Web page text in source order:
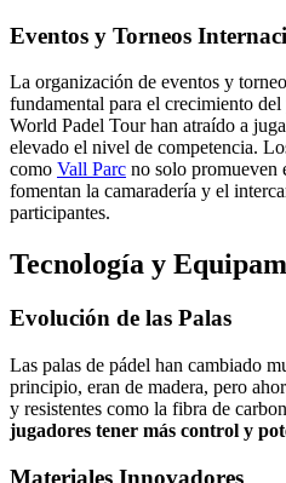
Eventos y Torneos
La organización de eventos y
fundamental para el crecimiento
World Padel Tour han atraído a
elevado el nivel de competencia.
como Vall Parc no solo promueven
fomentan la camaradería y el
participantes.
Tecnología y
Evolución de las Palas
Las palas de pádel han cambiado
principio, eran de madera, pero
y resistentes como la fibra de
jugadores tener más control y
Materiales Innovadores